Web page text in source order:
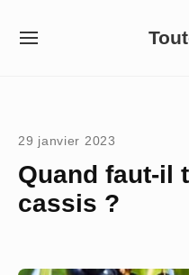
SITE
29 janvier 2023
Quand faut-il
cassis ?